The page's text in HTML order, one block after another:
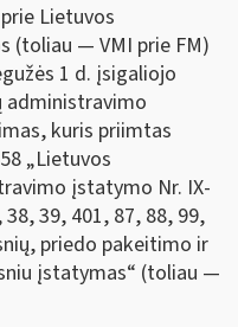
Lietuvos
(toliau — VMI prie FM)
1 d. įsigaliojo
administravimo
kuris priimtas
„Lietuvos
įstatymo Nr. IX-
39, 401, 87, 88, 99,
priedo pakeitimo ir
įstatymas“ (toliau —